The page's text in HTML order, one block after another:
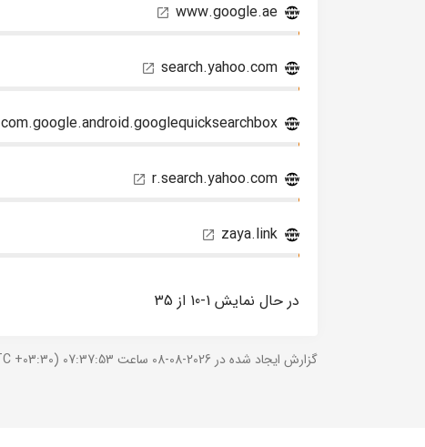
www.google.ae
search.yahoo.com
com.google.android.googlequicksearchbox
r.search.yahoo.com
zaya.link
در حال نمایش 1-10 از 35
گزارش ایجاد شده در 2026-08-08 ساعت 07:37:53 (UTC +03:30).